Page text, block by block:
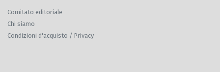
Comitato editoriale
Chi siamo
Condizioni d'acquisto / Privacy